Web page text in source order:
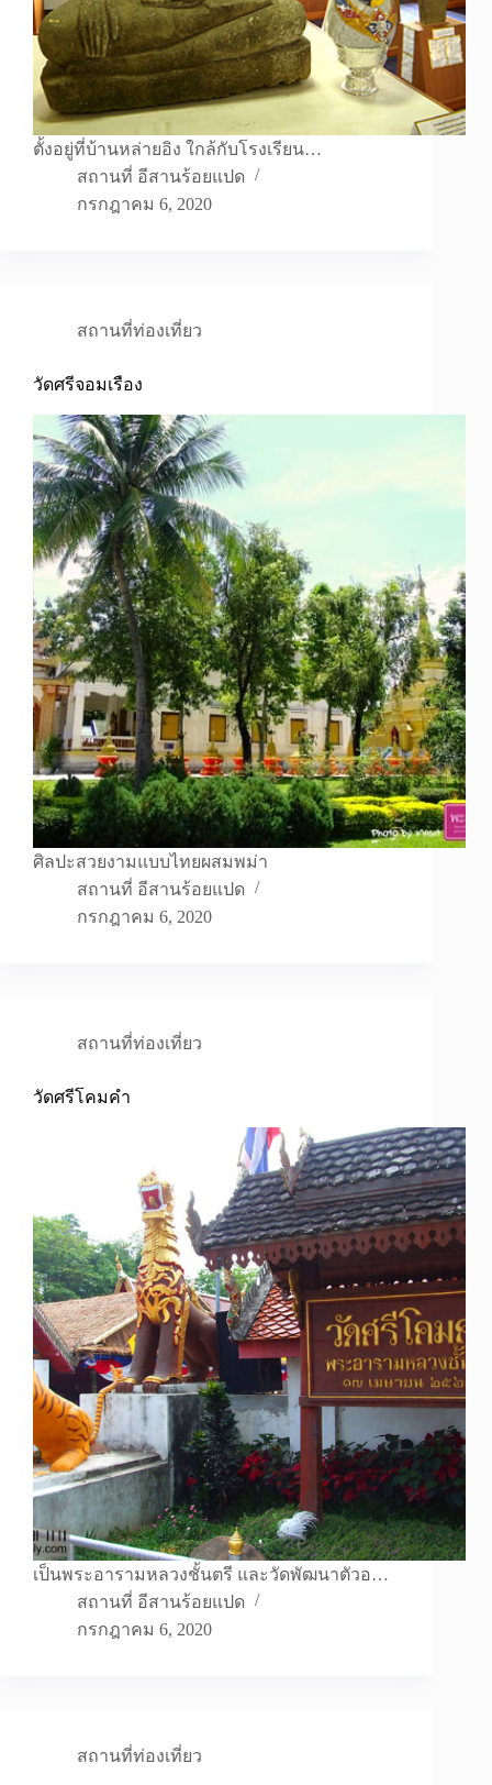
ตั้งอยู่ที่บ้านหล่ายอิง ใกล้กับโรงเรียน…
สถานที่ อีสานร้อยแปด
กรกฎาคม 6, 2020
สถานที่ท่องเที่ยว
วัดศรีจอมเรือง
ศิลปะสวยงามแบบไทยผสมพม่า
สถานที่ อีสานร้อยแปด
กรกฎาคม 6, 2020
สถานที่ท่องเที่ยว
วัดศรีโคมคำ
เป็นพระอารามหลวงชั้นตรี และวัดพัฒนาตัวอ…
สถานที่ อีสานร้อยแปด
กรกฎาคม 6, 2020
สถานที่ท่องเที่ยว